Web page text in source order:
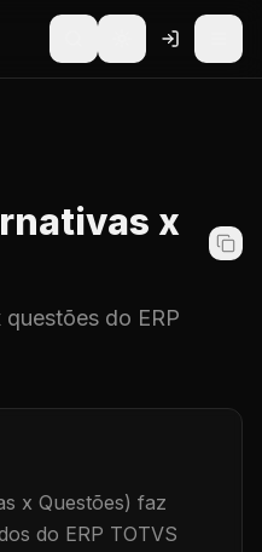
x
questões do ERP
x Questões) faz
do ERP TOTVS